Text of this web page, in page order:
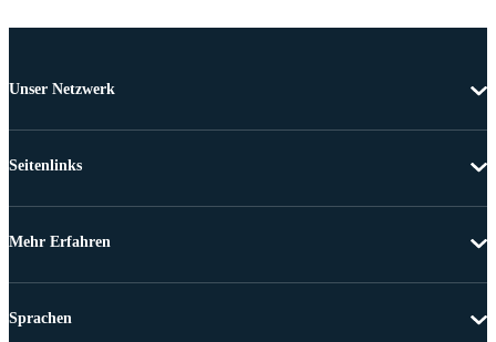
Unser Netzwerk
Seitenlinks
Mehr Erfahren
Sprachen